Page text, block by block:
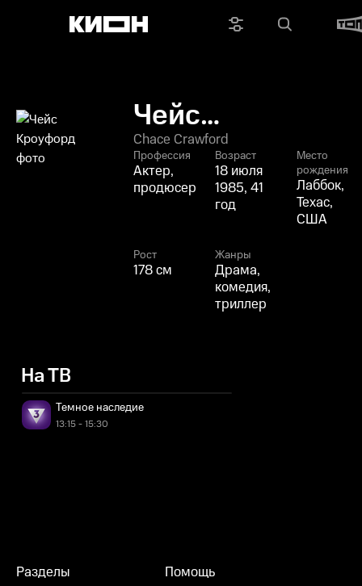
Чейс
Кроуфорд
Chace Crawford
Профессия
Актер,
продюсер
Возраст
18 июля
1985, 41
год
Место
рождения
Лаббок,
Техас,
США
Рост
178 см
Жанры
Драма,
комедия,
триллер
На ТВ
Темное наследие
13:15 - 15:30
Разделы Помощь